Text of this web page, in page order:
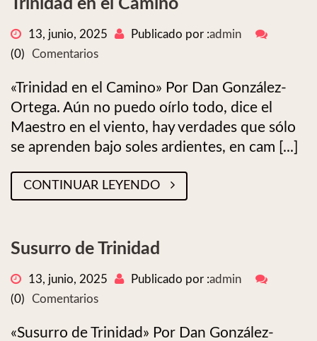
Trinidad en el Camino
13, junio, 2025 Publicado por :admin
(0)
Comentarios
«Trinidad en el Camino» Por Dan González-
Ortega. Aún no puedo oírlo todo, dice el
Maestro en el viento, hay verdades que sólo
se aprenden bajo soles ardientes, en cam [...]
CONTINUAR LEYENDO
Susurro de Trinidad
13, junio, 2025 Publicado por :admin
(0)
Comentarios
«Susurro de Trinidad» Por Dan González-